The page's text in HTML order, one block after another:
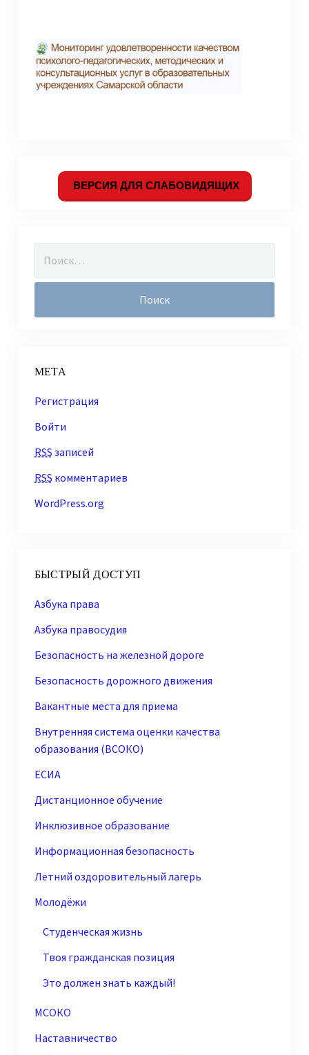
ВЕРСИЯ ДЛЯ СЛАБОВИДЯЩИХ
МЕТА
Регистрация
Войти
RSS записей
RSS комментариев
WordPress.org
БЫСТРЫЙ ДОСТУП
Азбука права
Азбука правосудия
Безопасность на железной дороге
Безопасность дорожного движения
Вакантные места для приема
Внутренняя система оценки качества
образования (ВСОКО)
ЕСИА
Дистанционное обучение
Инклюзивное образование
Информационная безопасность
Летний оздоровительный лагерь
Молодёжи
Студенческая жизнь
Твоя гражданская позиция
Это должен знать каждый!
МСОКО
Наставничество